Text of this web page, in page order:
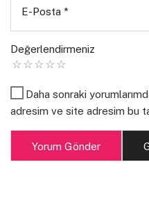
E-Posta *
Değerlendirmeniz
Daha sonraki
adresim ve site adresim bu
Yorum Gönder